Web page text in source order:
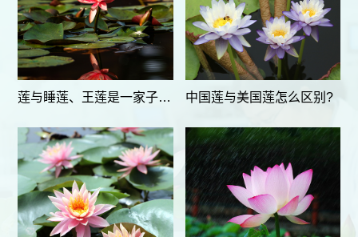
莲与睡莲、王莲是一家子吗? 中国莲与美国莲怎么区别?